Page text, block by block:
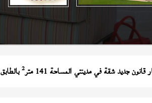
جديد شقة في مدينتي المساحة 141 متر 2بالطابق 0 شرقي و قبلي تطل على حديقة و شارع تشمل 3 نوم 2 حمام 1 بلكونة النموذج (